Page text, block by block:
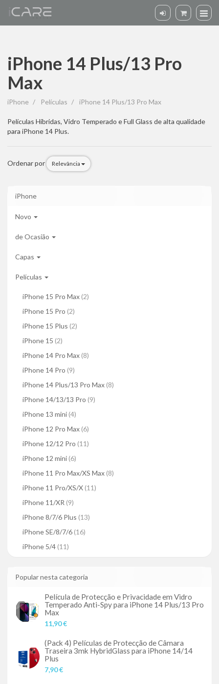
iPhone 14 Plus/13 Pro
Max
iPhone
14
Plus/13
Max
iPhone Películas iPhone 14 Plus/13 Pro Max
Películas Híbridas, Vidro Temperado e Full Glass de alta qualidade
para iPhone 14 Plus.
Ordenar por Relevância
iPhone
Novo
de Ocasião
Capas
Películas
iPhone 15 Pro Max (2)
iPhone 15 Pro (2)
iPhone 15 Plus (2)
iPhone 15 (2)
iPhone 14 Pro Max (8)
iPhone 14 Pro (9)
iPhone 14 Plus/13 Pro Max (8)
iPhone 14/13/13 Pro (9)
iPhone 13 mini (4)
iPhone 12 Pro Max (6)
iPhone 12/12 Pro (11)
iPhone 12 mini (6)
iPhone 11 Pro Max/XS Max (8)
iPhone 11 Pro/XS/X (11)
iPhone 11/XR (9)
iPhone 8/7/6 Plus (13)
iPhone SE/8/7/6 (16)
iPhone 5/4 (11)
Popular nesta categoria
Película de Protecção e Privacidade em Vidro
Temperado Anti-Spy para iPhone 14 Plus/13 Pro
Max
11,90 €
(Pack 4) Películas de Protecção de Câmara
Traseira 3mk HybridGlass para iPhone 14/14
Plus
7,90 €